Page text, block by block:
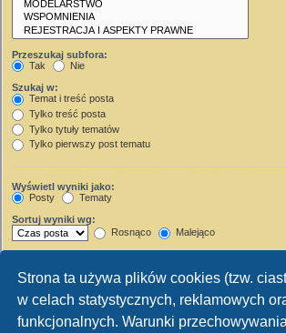
Strona ta używa plików cookies (tzw.
w celach statystycznych, reklamowych
funkcjonalnych. Warunki
Przeszukaj subfora:
Tak
Nie
Szukaj w:
Temat i treść posta
Tylko treść posta
Tylko tytuły tematów
Tylko pierwszy post tematu
Wyświetl wyniki jako:
Posty
Tematy
Sortuj wyniki wg:
Rosnąco
Malejąco
Wyświetl pierwsze:
Ustaw 0, aby wyświetlić cały post.
znaków w poście